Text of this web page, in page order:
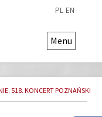
PL EN
Menu
518. KONCERT POZNAŃSKI